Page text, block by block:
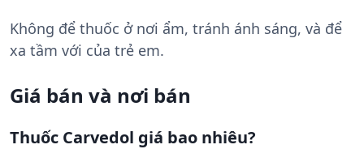
Không để thuốc ở nơi ẩm, tránh ánh sáng, và để
xa tầm với của trẻ em.
Giá bán và nơi bán
Thuốc Carvedol giá bao nhiêu?